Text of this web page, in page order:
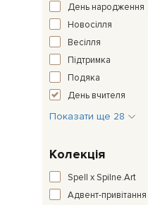
День народження
Новосілля
Весілля
Підтримка
Подяка
День вчителя
Показати ще 28
Колекція
Spell x Spilne.Art
Адвент-привітання